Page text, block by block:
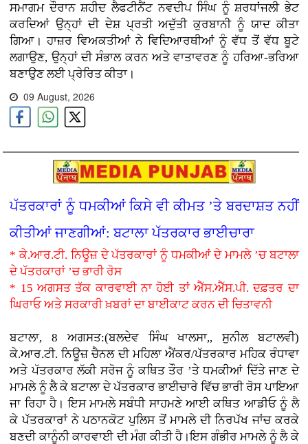
ਸਮਾਗਮ ਦੌਰਾਨ ਸ਼ਹੀਦ ਲੈਫਟੀਨੈਂਟ ਨਵਦੀਪ ਸਿੰਘ ਨੂੰ ਸ਼ਰਧਾਂਜਲੀ ਭੇਟ
ਕਰਦਿਆਂ ਉਨ੍ਹਾਂ ਦੀ ਦੇਸ਼ ਪ੍ਰਤੀ ਅਦੁੱਤੀ ਕੁਰਬਾਨੀ ਨੂੰ ਯਾਦ ਕੀਤਾ
ਗਿਆ। ਹਾਜ਼ਰ ਵਿਅਕਤੀਆਂ ਨੇ ਵਿਦਿਆਰਥੀਆਂ ਨੂੰ ਵੱਧ ਤੋਂ ਵੱਧ ਬੂਟੇ
ਲਗਾਉਣ, ਉਨ੍ਹਾਂ ਦੀ ਸੰਭਾਲ ਕਰਨ ਅਤੇ ਵਾਤਾਵਰਣ ਨੂੰ ਹਰਿਆ-ਭਰਿਆ
ਬਣਾਉਣ ਲਈ ਪ੍ਰੇਰਿਤ ਕੀਤਾ।
09 August, 2026
ਪੱਤਰਕਾਰਾਂ ਨੂੰ ਧਮਕੀਆਂ ਕਿਸੇ ਵੀ ਕੀਮਤ ’ਤੇ ਬਰਦਾਸ਼ਤ ਨਹੀਂ
ਕੀਤੀਆਂ ਜਾਣਗੀਆਂ: ਬਟਾਲਾ ਪੱਤਰਕਾਰ ਭਾਈਚਾਰਾ
* ਕੇ.ਆਰ.ਟੀ. ਨਿਊਜ਼ ਦੇ ਪੱਤਰਕਾਰਾਂ ਨੂੰ ਧਮਕੀਆਂ ਦੇ ਮਾਮਲੇ ’ਚ ਬਟਾਲਾ
ਦੇ ਪੱਤਰਕਾਰਾਂ ’ਚ ਭਾਰੀ ਰੋਸ
* 15 ਅਗਸਤ ਤੱਕ ਕਾਰਵਾਈ ਨਾ ਹੋਈ ਤਾਂ ਐੱਸ.ਐੱਸ.ਪੀ. ਦਫ਼ਤਰ ਦਾ
ਘਿਰਾਓ ਅਤੇ ਸਰਕਾਰੀ ਖ਼ਬਰਾਂ ਦਾ ਬਾਈਕਾਟ ਕਰਨ ਦੀ ਚਿਤਾਵਨੀ
ਬਟਾਲਾ, 8 ਅਗਸਤ:(ਬਲਦੇਵ ਸਿੰਘ ਖਾਲਸਾ,, ਸੁਨੀਲ ਬਟਾਲਵੀ)
ਕੇ.ਆਰ.ਟੀ. ਨਿਊਜ਼ ਚੈਨਲ ਦੀ ਮਹਿਲਾ ਐਂਕਰ/ਪੱਤਰਕਾਰ ਮਹਿਕ ਰੰਧਾਵਾ
ਅਤੇ ਪੱਤਰਕਾਰ ਲੱਕੀ ਸਰੋਜ ਨੂੰ ਕਥਿਤ ਤੌਰ ’ਤੇ ਧਮਕੀਆਂ ਦਿੱਤੇ ਜਾਣ ਦੇ
ਮਾਮਲੇ ਨੂੰ ਲੈ ਕੇ ਬਟਾਲਾ ਦੇ ਪੱਤਰਕਾਰ ਭਾਈਚਾਰੇ ਵਿੱਚ ਭਾਰੀ ਰੋਸ ਪਾਇਆ
ਜਾ ਰਿਹਾ ਹੈ। ਇਸ ਮਾਮਲੇ ਸਬੰਧੀ ਸਾਹਮਣੇ ਆਈ ਕਥਿਤ ਆਡੀਓ ਨੂੰ ਲੈ
ਕੇ ਪੱਤਰਕਾਰਾਂ ਨੇ ਪਠਾਨਕੋਟ ਪੁਲਿਸ ਤੋਂ ਮਾਮਲੇ ਦੀ ਨਿਰਪੱਖ ਜਾਂਚ ਕਰਕੇ
ਬਣਦੀ ਕਾਨੂੰਨੀ ਕਾਰਵਾਈ ਦੀ ਮੰਗ ਕੀਤੀ ਹੈ।ਇਸ ਗੰਭੀਰ ਮਾਮਲੇ ਨੂੰ ਲੈ ਕੇ